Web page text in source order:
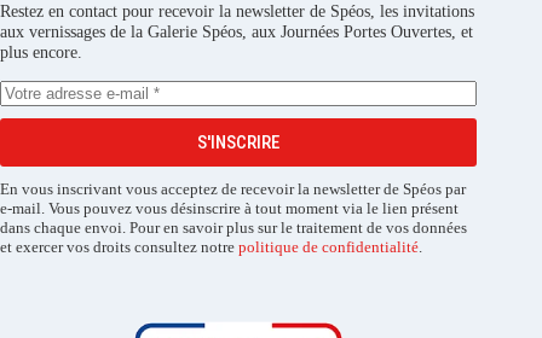
Restez en contact pour recevoir la newsletter de Spéos, les invitations
aux vernissages de la Galerie Spéos, aux Journées Portes Ouvertes, et
plus encore.
S'INSCRIRE
En vous inscrivant vous acceptez de recevoir la newsletter de Spéos par
e-mail. Vous pouvez vous désinscrire à tout moment via le lien présent
dans chaque envoi. Pour en savoir plus sur le traitement de vos données
et exercer vos droits consultez notre politique de confidentialité.